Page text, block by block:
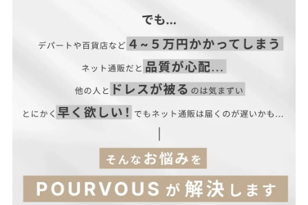
■商品カテゴリ結婚式ワンピース、パーティードレス、結婚式ド
■オススメシーン結婚式・二次会・披露宴・お呼ばれ・セレモニ
ー・成人式同窓会・女子会・2次会・謝恩会・パーティー・デー
トオケージョン・食事会・演奏会・発表会・記念日など多様なシ
ーンのコーディネートに使えます。
肩幅 バスト ウエスト
S
34 90 62 123 50.4
25
M
35 94 66 125 51.4 26